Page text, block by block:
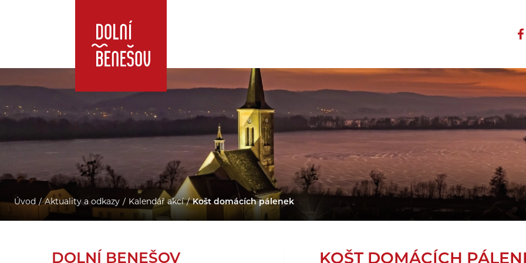
Úvod Aktuality a odkazy Kalendář akcí Košt domácích pálenek
DOLNÍ BENEŠOV KOŠT DOMÁCÍCH